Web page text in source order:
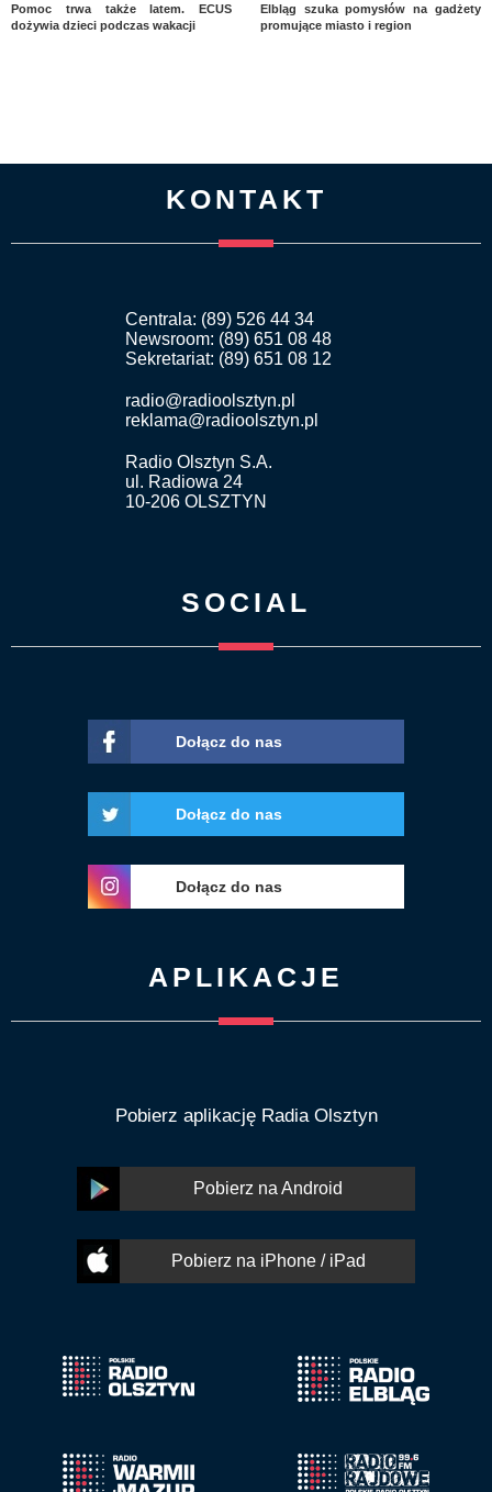
Pomoc trwa także latem. ECUS
dożywia dzieci podczas wakacji
Elbląg szuka pomysłów na gadżety
promujące miasto i region
KONTAKT
Centrala: (89) 526 44 34
Newsroom: (89) 651 08 48
Sekretariat: (89) 651 08 12
radio@radioolsztyn.pl
reklama@radioolsztyn.pl
Radio Olsztyn S.A.
ul. Radiowa 24
10-206 OLSZTYN
SOCIAL
Dołącz do nas
Dołącz do nas
Dołącz do nas
APLIKACJE
Pobierz aplikację Radia Olsztyn
Pobierz na Android
Pobierz na iPhone / iPad